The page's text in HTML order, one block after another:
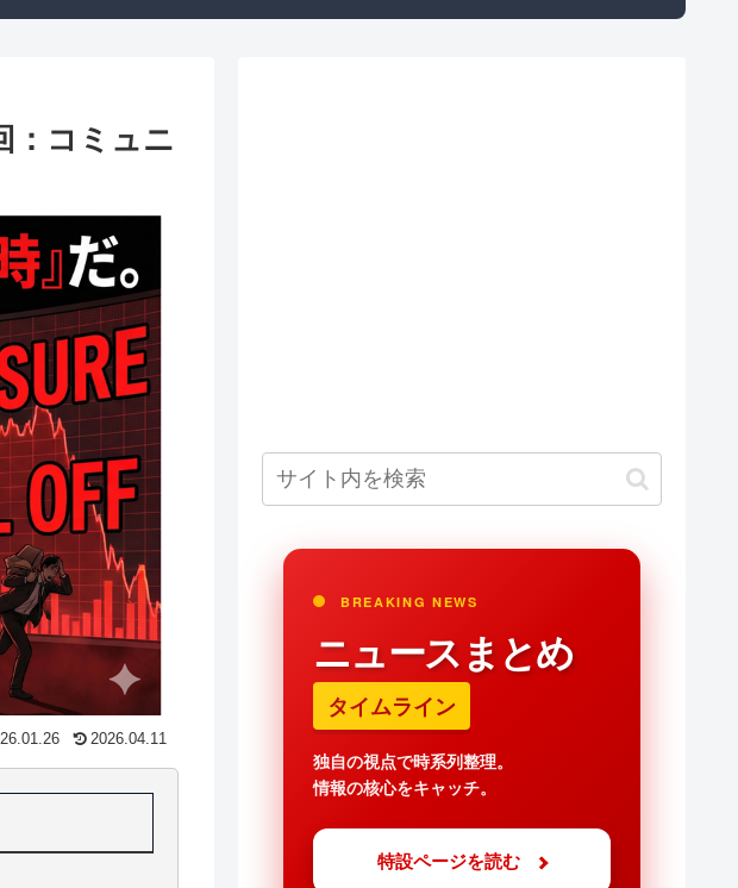
：コミュニ
2026.04.11
BREAKING NEWS
ニュースまとめ
タイムライン
独自の視点で時系列整理。
情報の核心をキャッチ。
特設ページを読む